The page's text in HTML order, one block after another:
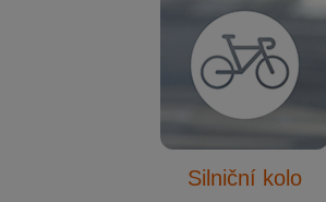
Silniční kolo